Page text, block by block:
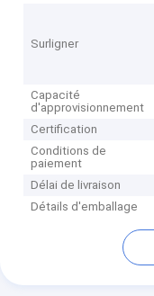
Surligner
Capacité
d'approvisionnement
Certification
Conditions de
paiement
Délai de livraison
Détails d'emballage